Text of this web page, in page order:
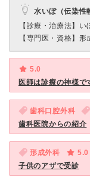
水いぼ（伝染性
【診療・治療法】 い
【専門医・資格】 形
5.0
医師は診療の神様で
歯科口腔外科
歯科医院からの紹介
形成外科
5.0
子供のアザで受診